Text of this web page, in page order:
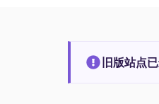
旧版站点